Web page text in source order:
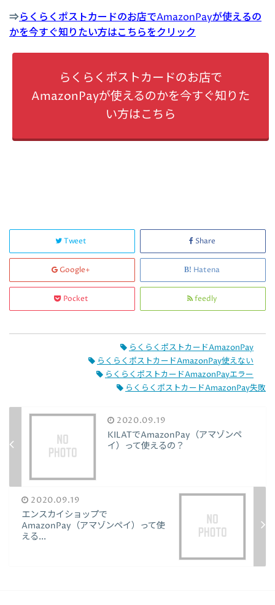
⇒らくらくポストカードのお店でAmazonPayが使えるの
かを今すぐ知りたい方はこちらをクリック
らくらくポストカードのお店で
AmazonPayが使えるのかを今すぐ知りた
い方はこちら
Tweet Share
Google+ Hatena
Pocket feedly
らくらくポストカードAmazonPay
らくらくポストカードAmazonPay使えない
らくらくポストカードAmazonPayエラー
らくらくポストカードAmazonPay失敗
2020.09.19
KILATでAmazonPay（アマゾンペ
イ）って使えるの？
2020.09.19
エンスカイショップで
AmazonPay（アマゾンペイ）って使
える...